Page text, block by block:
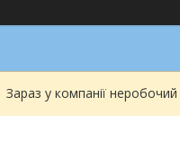
Зараз у компанії